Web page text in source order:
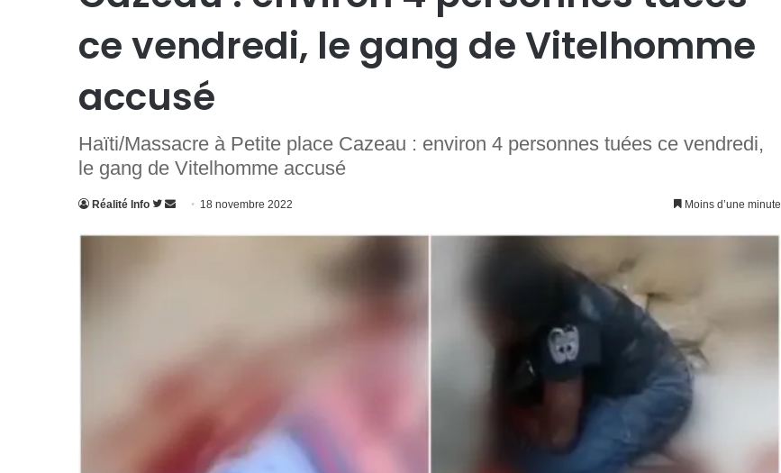
ce vendredi, le gang de Vitelhomme
accusé
Haïti/Massacre à Petite place Cazeau : environ 4 personnes tuées ce vendredi,
le gang de Vitelhomme accusé
Réalité Info
Suivre
Envoyer18 novembre 2022 Moins d’une minute